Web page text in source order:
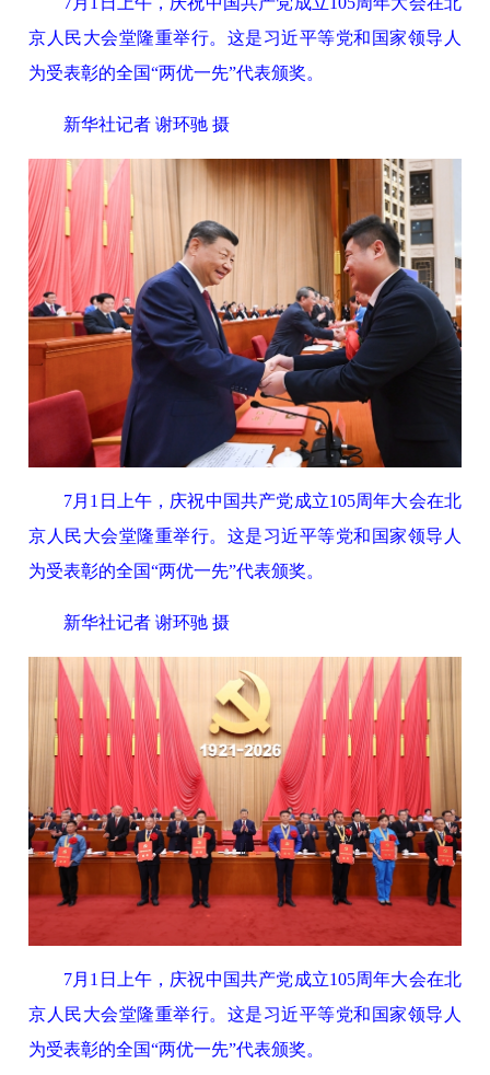
京人民大会堂隆重举行。这是习近平等党和国家领导人
为受表彰的全国“两优一先”代表颁奖。
新华社记者 谢环驰 摄
7月1日上午，庆祝中国共产党成立105周年大会在北
京人民大会堂隆重举行。这是习近平等党和国家领导人
为受表彰的全国“两优一先”代表颁奖。
新华社记者 谢环驰 摄
7月1日上午，庆祝中国共产党成立105周年大会在北
京人民大会堂隆重举行。这是习近平等党和国家领导人
为受表彰的全国“两优一先”代表颁奖。